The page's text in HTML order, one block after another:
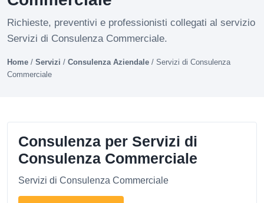
Richieste, preventivi e professionisti collegati al servizio
Servizi di Consulenza Commerciale.
Home / Servizi / Consulenza Aziendale / Servizi di Consulenza
Commerciale
Consulenza per Servizi di
Consulenza Commerciale
Servizi di Consulenza Commerciale